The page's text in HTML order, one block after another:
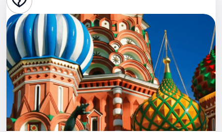
Стендап
Выставки
Квесты
Экскурсии
Спорт
События